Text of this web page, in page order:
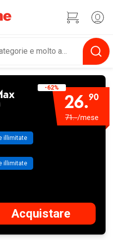
26.90
71.-/mese
-62%
illimitate
illimitate
Acquistare